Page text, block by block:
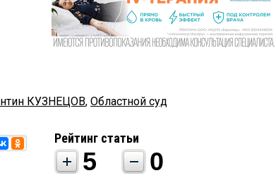
КУЗНЕЦОВ, Областной суд
Рейтинг статьи
5 0